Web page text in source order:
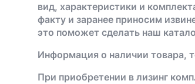
вид, характеристики и
факту и заранее приносим
это поможет сделать наш
Информация о наличии товара,
При приобретении в лизинг